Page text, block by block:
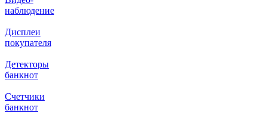
наблюдение
Дисплеи
покупателя
Детекторы
банкнот
Счетчики
банкнот